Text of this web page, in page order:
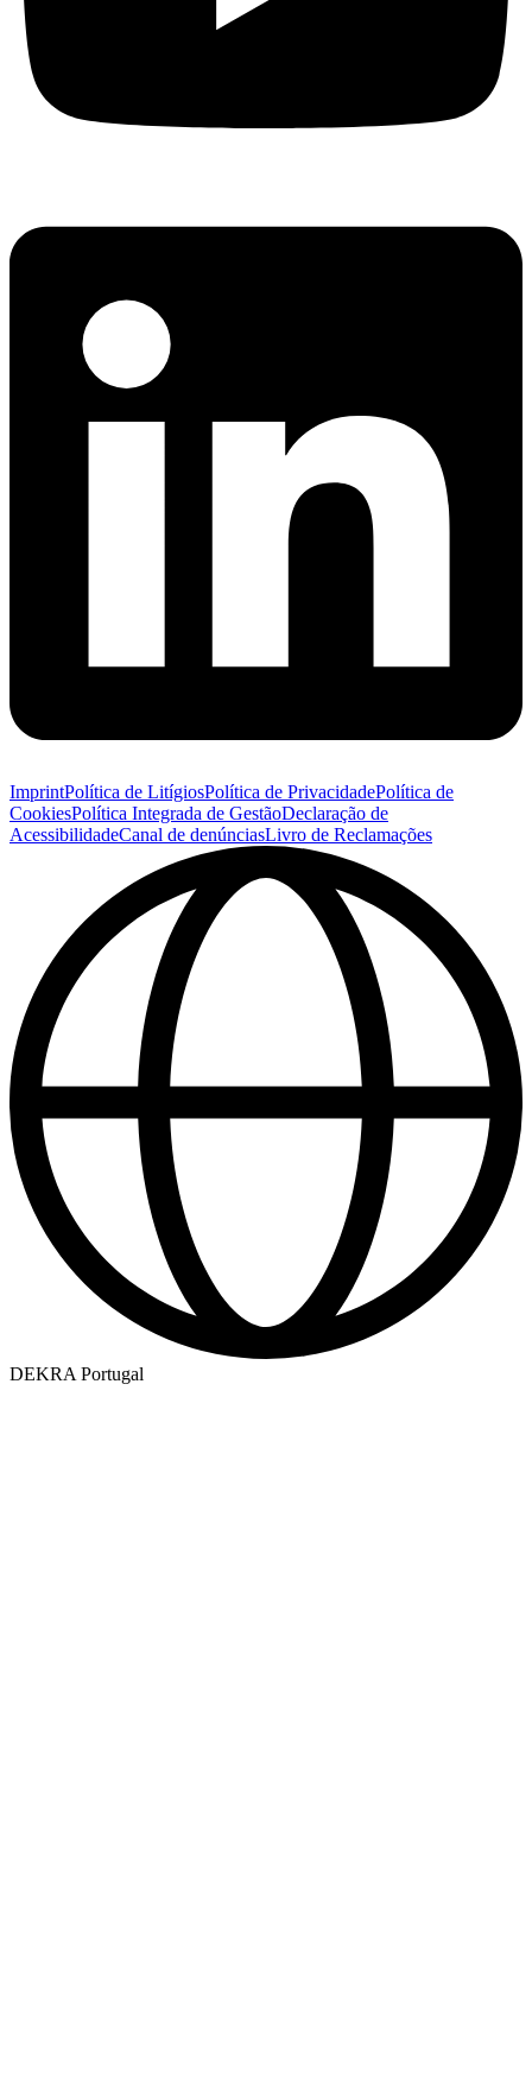
ImprintPolítica de LitígiosPolítica de PrivacidadePolítica de
CookiesPolítica Integrada de GestãoDeclaração de
AcessibilidadeCanal de denúnciasLivro de Reclamações
DEKRA Portugal